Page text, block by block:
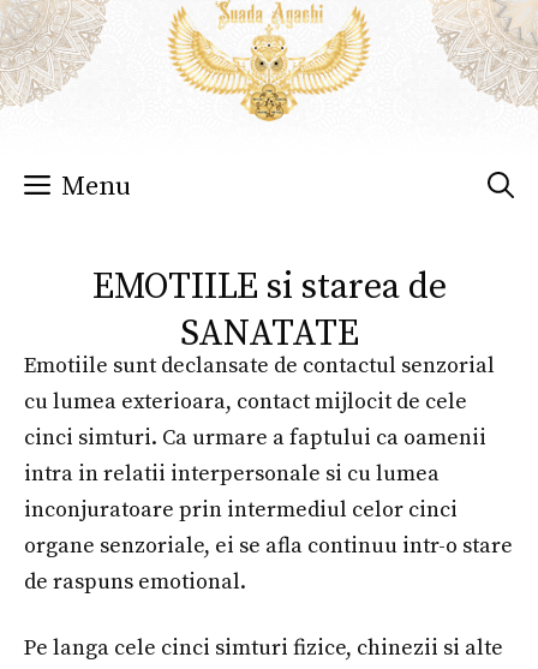
Sari
la
conținut
Menu
EMOTIILE si starea de
SANATATE
Emotiile sunt declansate de contactul senzorial
cu lumea exterioara, contact mijlocit de cele
cinci simturi. Ca urmare a faptului ca oamenii
intra in relatii interpersonale si cu lumea
inconjuratoare prin intermediul celor cinci
organe senzoriale, ei se afla continuu intr-o stare
de raspuns emotional.
Pe langa cele cinci simturi fizice, chinezii si alte